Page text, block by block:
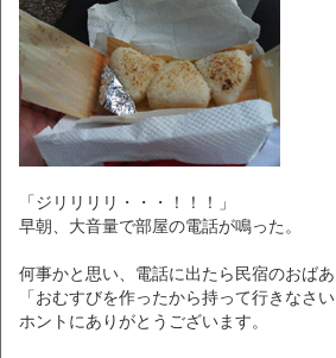
「ジリリリリ・・・！！！」
早朝、大音量で部屋の電話が鳴った。
何事かと思い、電話に出たら民宿のおばあ
「おむすびを作ったから持って行きなさい
ホントにありがとうございます。